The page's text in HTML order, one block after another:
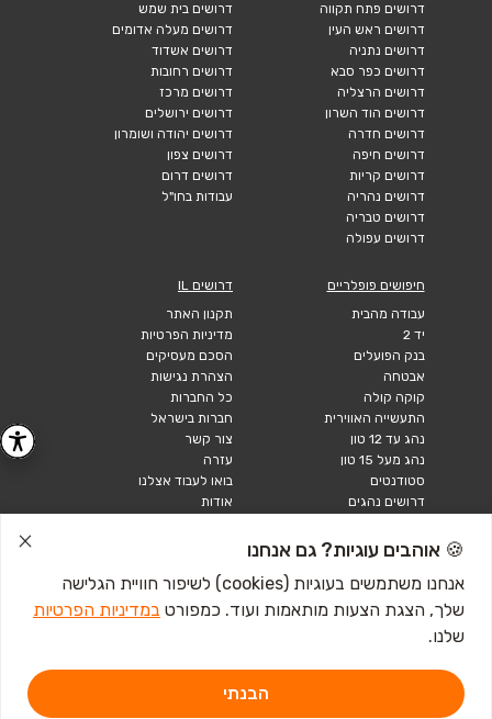
דרושים פתח תקווה
דרושים ראש העין
דרושים נתניה
דרושים כפר סבא
דרושים הרצליה
דרושים הוד השרון
דרושים חדרה
דרושים חיפה
דרושים קריות
דרושים נהריה
דרושים טבריה
דרושים עפולה
דרושים בית שמש
דרושים מעלה אדומים
דרושים אשדוד
דרושים רחובות
דרושים מרכז
דרושים ירושלים
דרושים יהודה ושומרון
דרושים צפון
דרושים דרום
עבודות בחו"ל
חיפושים פופלריים
עבודה מהבית
יד 2
בנק הפועלים
אבטחה
קוקה קולה
התעשייה האווירית
נהג עד 12 טון
נהג מעל 15 טון
סטודנטים
דרושים נהגים
טבלאות שכר
דרושים IL
תקנון האתר
מדיניות הפרטיות
הסכם מעסיקים
הצהרת נגישות
כל החברות
חברות בישראל
צור קשר
עזרה
בואו לעבוד אצלנו
אודות
כתבות ומדריכים
🍪 אוהבים עוגיות? גם אנחנו
אנחנו משתמשים בעוגיות (cookies) לשיפור חוויית הגלישה
שלך, הצגת הצעות מותאמות ועוד. כמפורט במדיניות הפרטיות
שלנו.
הבנתי